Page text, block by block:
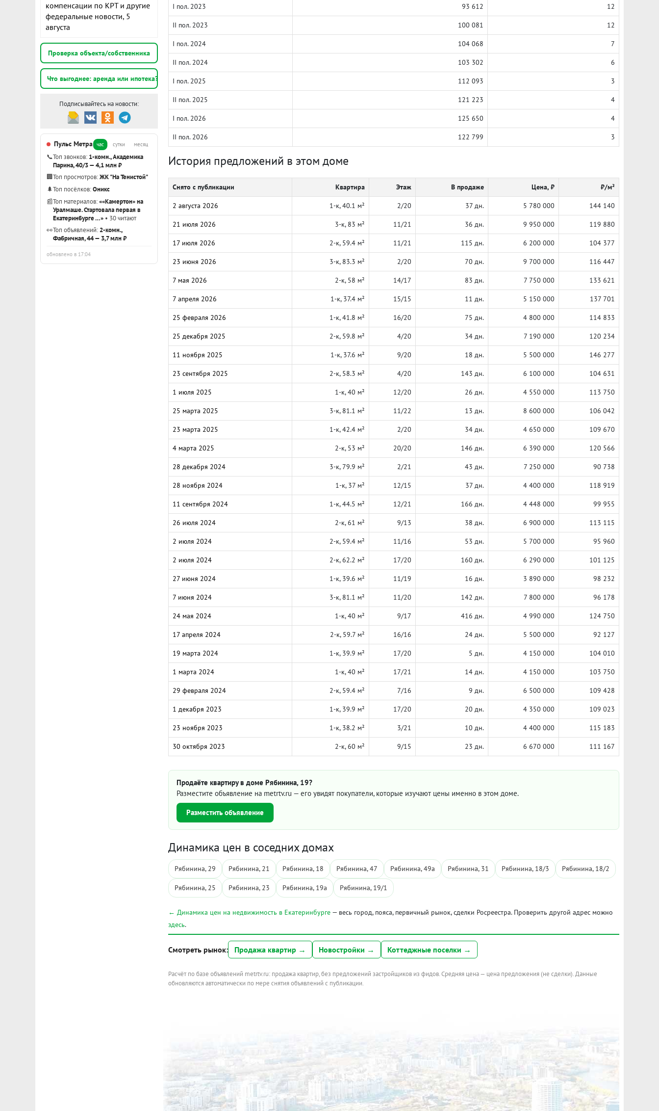
компенсации по КРТ и другие
федеральные новости, 5
августа
Проверка объекта/собственника
Что выгоднее: аренда или ипотека?
Подписывайтесь на новости:
Пульс Метра час сутки месяц
📞Топ звонков: 1-комн., Академика
Парина, 40/3 — 4,1 млн ₽
🏢Топ просмотров:ЖК "На Тенистой"
🌲Топ посёлков:Оникс
📰Топ материалов:««Камертон» на
Уралмаше. Стартовала первая в
Екатеринбурге …» • 30 читают
👀Топ объявлений: 2-комн.,
Фабричная, 44 — 3,7 млн ₽
обновлено в 17:04
I пол. 2023 93 612 12
II пол. 2023 100 081 12
I пол. 2024 104 068 7
II пол. 2024 103 302 6
I пол. 2025 112 093 3
II пол. 2025 121 223 4
I пол. 2026 125 650 4
II пол. 2026 122 799 3
История предложений в этом доме
Снято с публикации Квартира Этаж В продаже Цена, ₽ ₽/м²
2 августа 2026 1-к, 40.1 м² 2/20 37 дн. 5 780 000 144 140
21 июля 2026 3-к, 83 м² 11/21 36 дн. 9 950 000 119 880
17 июля 2026 2-к, 59.4 м² 11/21 115 дн. 6 200 000 104 377
23 июня 2026 3-к, 83.3 м² 2/20 70 дн. 9 700 000 116 447
7 мая 2026 2-к, 58 м² 14/17 83 дн. 7 750 000 133 621
7 апреля 2026 1-к, 37.4 м² 15/15 11 дн. 5 150 000 137 701
25 февраля 2026 1-к, 41.8 м² 16/20 75 дн. 4 800 000 114 833
25 декабря 2025 2-к, 59.8 м² 4/20 34 дн. 7 190 000 120 234
11 ноября 2025 1-к, 37.6 м² 9/20 18 дн. 5 500 000 146 277
23 сентября 2025 2-к, 58.3 м² 4/20 143 дн. 6 100 000 104 631
1 июля 2025 1-к, 40 м² 12/20 26 дн. 4 550 000 113 750
25 марта 2025 3-к, 81.1 м² 11/22 13 дн. 8 600 000 106 042
23 марта 2025 1-к, 42.4 м² 2/20 34 дн. 4 650 000 109 670
4 марта 2025 2-к, 53 м² 20/20 146 дн. 6 390 000 120 566
28 декабря 2024 3-к, 79.9 м² 2/21 43 дн. 7 250 000 90 738
28 ноября 2024 1-к, 37 м² 12/15 37 дн. 4 400 000 118 919
11 сентября 2024 1-к, 44.5 м² 12/21 166 дн. 4 448 000 99 955
26 июля 2024 2-к, 61 м² 9/13 38 дн. 6 900 000 113 115
2 июля 2024 2-к, 59.4 м² 11/16 53 дн. 5 700 000 95 960
2 июля 2024 2-к, 62.2 м² 17/20 160 дн. 6 290 000 101 125
27 июня 2024 1-к, 39.6 м² 11/19 16 дн. 3 890 000 98 232
7 июня 2024 3-к, 81.1 м² 11/20 142 дн. 7 800 000 96 178
24 мая 2024 1-к, 40 м² 9/17 416 дн. 4 990 000 124 750
17 апреля 2024 2-к, 59.7 м² 16/16 24 дн. 5 500 000 92 127
19 марта 2024 1-к, 39.9 м² 17/20 5 дн. 4 150 000 104 010
1 марта 2024 1-к, 40 м² 17/21 14 дн. 4 150 000 103 750
29 февраля 2024 2-к, 59.4 м² 7/16 9 дн. 6 500 000 109 428
1 декабря 2023 1-к, 39.9 м² 17/20 20 дн. 4 350 000 109 023
23 ноября 2023 1-к, 38.2 м² 3/21 10 дн. 4 400 000 115 183
30 октября 2023 2-к, 60 м² 9/15 23 дн. 6 670 000 111 167
Продаёте квартиру в доме Рябинина, 19?
Разместите объявление на metrtv.ru — его увидят покупатели, которые изучают цены именно в этом доме.
Разместить объявление
Динамика цен в соседних домах
Рябинина, 29 Рябинина, 21 Рябинина, 18 Рябинина, 47 Рябинина, 49а Рябинина, 31 Рябинина, 18/3 Рябинина, 18/2
Рябинина, 25 Рябинина, 23 Рябинина, 19а Рябинина, 19/1
← Динамика цен на недвижимость в Екатеринбурге — весь город, пояса, первичный рынок, сделки Росреестра. Проверить другой адрес можно
здесь.
Смотреть рынок: Продажа квартир → Новостройки → Коттеджные поселки →
Расчёт по базе объявлений metrtv.ru: продажа квартир, без предложений застройщиков из фидов. Средняя цена — цена предложения (не сделки). Данные
обновляются автоматически по мере снятия объявлений с публикации.